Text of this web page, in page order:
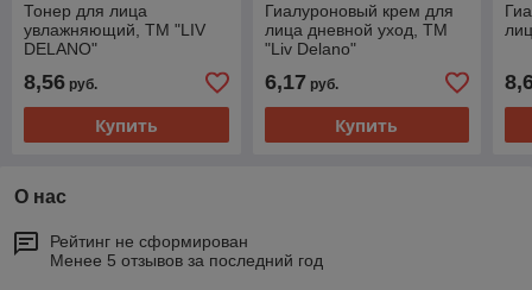
Тонер для лица
увлажняющий, ТМ "LIV
DELANO"
8,56 руб.
Купить
Гиалуроновый крем для
лица дневной уход, ТМ
"Liv Delano"
6,17 руб.
Купить
О нас
Рейтинг не сформирован
Менее 5 отзывов за последний год